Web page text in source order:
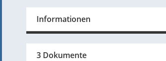
Informationen
3 Dokumente